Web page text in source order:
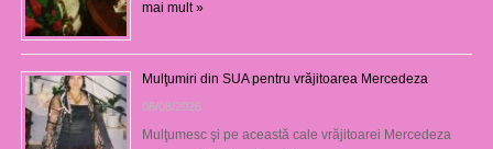
mai mult »
Mulţumiri din SUA pentru vrăjitoarea Mercedeza
08/08/2026
Mulţumesc şi pe această cale vrăjitoarei Mercedeza